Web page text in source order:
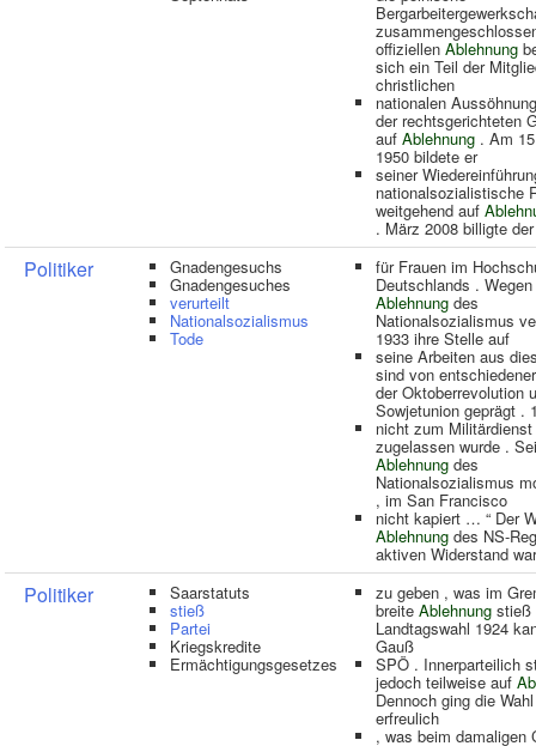
offiziellen Ablehnung
sich ein Teil der
christlichen
nationalen
der rechtsgerichteten
auf Ablehnung . Am
1950 bildete er
seiner
nationalsozialistische
weitgehend auf
. März 2008 billigte der
Politiker Gnadengesuchs
Gnadengesuches
verurteilt
Nationalsozialismus
Tode
für Frauen im
Deutschlands .
Ablehnung des
Nationalsozialismus
1933 ihre Stelle auf
seine Arbeiten aus
sind von
der Oktoberrevolution
Sowjetunion geprägt .
nicht zum Militärdienst
zugelassen wurde .
Ablehnung des
Nationalsozialismus
, im San Francisco
nicht kapiert … “ Der
Ablehnung des NS-
aktiven Widerstand
Politiker Saarstatuts
stieß
Partei
Kriegskredite
Ermächtigungsgesetzes
zu geben , was im
breite Ablehnung stieß
Landtagswahl 1924
Gauß
SPÖ . Innerparteilich
jedoch teilweise auf
Dennoch ging die
erfreulich
, was beim damaligen